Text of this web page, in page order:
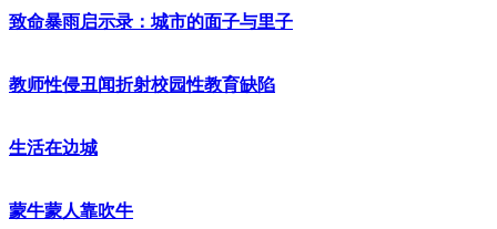
致命暴雨启示录：城市的面子与里子
教师性侵丑闻折射校园性教育缺陷
生活在边城
蒙牛蒙人靠吹牛